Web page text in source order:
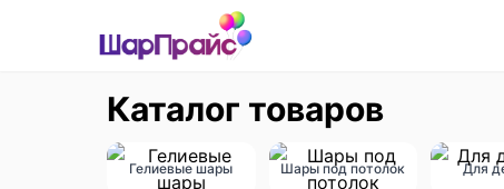
Каталог товаров
Гелиевые шары Шары под потолок Для